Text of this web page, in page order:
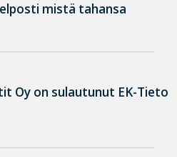
mistä tahansa
Oy on sulautunut EK-Tieto